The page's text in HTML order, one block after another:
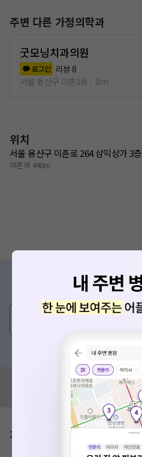
주변 다른 가정의학과
굿모닝치과의원
로그인 리뷰 8
서울 용산구 이촌1동
0m
위치
서울 용산구 이촌로 264 삼익상가 3
이촌역 440m
증상/치료, 궁금
💬 무엇이든 물어보세요
혹시 잘못된 병원정보가 있나
모두닥 팀에 알려주세요!
가격표